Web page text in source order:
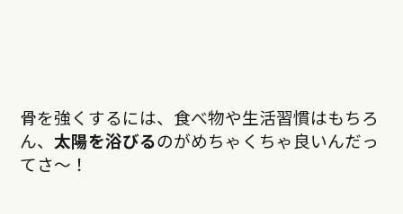
骨を強くするには、食べ物や生活習慣はもちろ
ん、 太陽を浴びるのがめちゃくちゃ良いんだっ
てさ〜！